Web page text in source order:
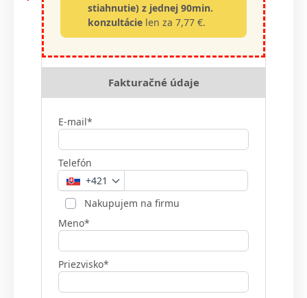
stiahnutie) z jednej 90min.
konzultácie len za 7,77 €.
Fakturačné údaje
E-mail*
Telefón
+421
Nakupujem na firmu
Meno*
Priezvisko*